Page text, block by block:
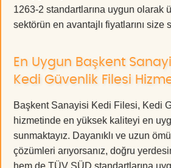
1263-2 standartlarına uygun olarak
sektörün en avantajlı fiyatlarını size
En Uygun Başkent
Kedi Güvenlik Filesi
Başkent Sanayisi Kedi Filesi, Kedi
hizmetinde en yüksek kaliteyi en
sunmaktayız. Dayanıklı ve uzun
çözümleri arıyorsanız, doğru
hem de TÜV SÜD standartlarına